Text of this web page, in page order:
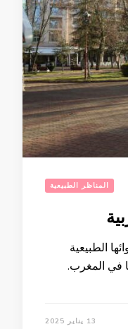
المناظر الطبيعية
الطبيعية
في المغرب.
13 يناير 2025